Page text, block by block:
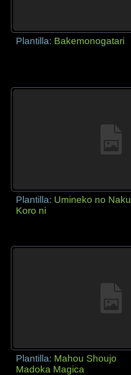
Plantilla: Bakemonogatari
Plantilla: Umineko no Naku
Koro ni
Plantilla: Mahou Shoujo
Madoka Magica